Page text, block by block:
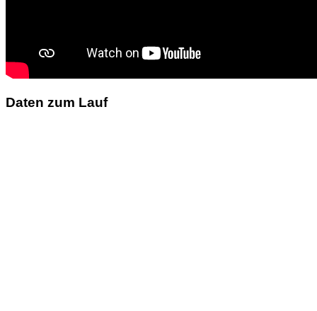
Daten zum Lauf